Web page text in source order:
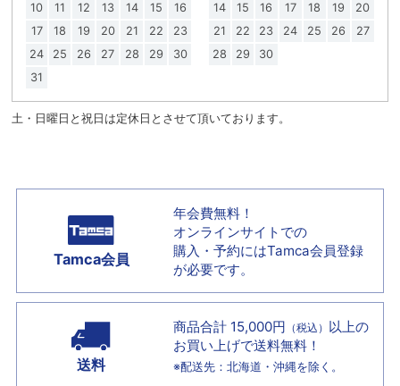
10
11 12 13 14 15
16
17
18 19 20 21 22
23
24
25 26 27 28 29
30
31
14
15 16 17 18 19
20
21
22 23 24 25 26
27
28
29 30
土・日曜日と祝日は定休日とさせて頂いております。
Tamca会員
年会費無料！
オンラインサイトでの
購入・予約にはTamca会員登録
が必要です。
送料
商品合計 15,000円 （税込） 以上の
お買い上げで送料無料！
※配送先：北海道・沖縄を除く。